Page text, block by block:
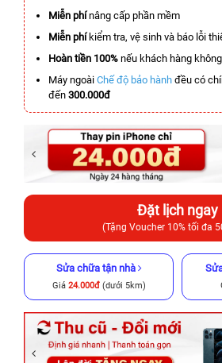
Miễn phínâng cấp phần mềm
Miễn phíkiểm tra, vệ sinh và báo lỗi
Hoàn tiền 100% nếu khách hàng
Máy ngoài Chế độ bảo hành đều có
đến 300.000đ
Đặt lịch ngay
(Tặng Voucher 10% tối đa
Sửa chữa tận nhà
Giá 24.000đ(dưới 5km)